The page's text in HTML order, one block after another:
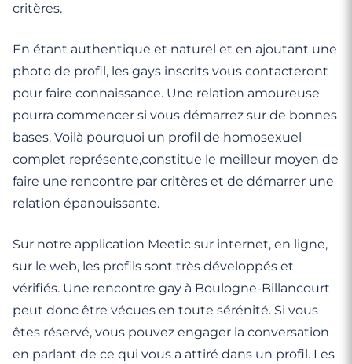
critères.
En étant authentique et naturel et en ajoutant une
photo de profil, les gays inscrits vous contacteront
pour faire connaissance. Une relation amoureuse
pourra commencer si vous démarrez sur de bonnes
bases. Voilà pourquoi un profil de homosexuel
complet représente,constitue le meilleur moyen de
faire une rencontre par critères et de démarrer une
relation épanouissante.
Sur notre application Meetic sur internet, en ligne,
sur le web, les profils sont très développés et
vérifiés. Une rencontre gay à Boulogne-Billancourt
peut donc être vécues en toute sérénité. Si vous
êtes réservé, vous pouvez engager la conversation
en parlant de ce qui vous a attiré dans un profil. Les